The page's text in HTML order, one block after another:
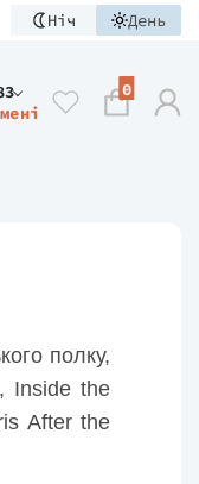
Ніч День
0
полку,
Inside the
After the